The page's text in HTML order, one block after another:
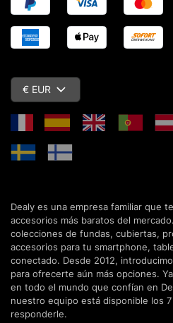
€ EUR
Dealy es una empresa familiar que
accesorios más baratos del
colecciones de fundas, cubiertas,
accesorios para tu smartphone,
conectado. Desde 2012,
para ofrecerte aún más opciones.
en todo el mundo que confían en
nuestro equipo está disponible los
responderle.